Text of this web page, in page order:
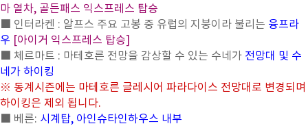
마 열차, 골든패스 익스프레스 탑승
■ 인터라켄 : 알프스 주요 고봉 중 유럽의 지붕이라 불리는 융프라
우 [아이거 익스프레스 탑승]
■ 체르마트 : 마테호른 전망을 감상할 수 있는 수네가 전망대 및 수
네가 하이킹
※ 동계시즌에는 마테호른 글레시어 파라다이스 전망대로 변경되며
하이킹은 제외 됩니다.
■ 베른: 시계탑, 아인슈타인하우스 내부